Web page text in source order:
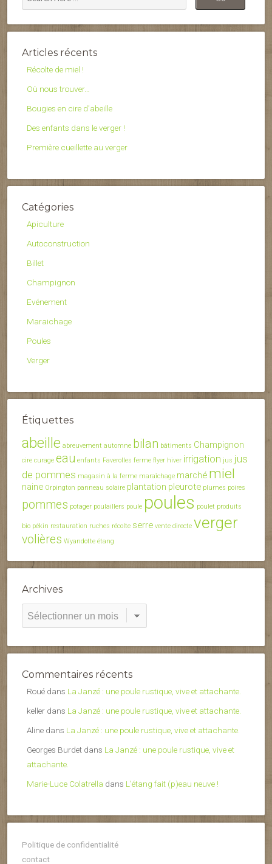
Articles récents
Récolte de miel !
Où nous trouver…
Bougies en cire d’abeille
Des enfants dans le verger !
Première cueillette au verger
Catégories
Apiculture
Autoconstruction
Billet
Champignon
Evénement
Maraichage
Poules
Verger
Étiquettes
abeille abreuvement automne bilan bâtiments Champignon
cire curage eau enfants Faverolles ferme flyer hiver irrigation jus jus
de pommes magasin à la ferme maraîchage marché miel
naine Orpington panneau solaire plantation pleurote plumes poires
pommes potager poulaillers poule poules poulet produits
bio pékin restauration ruches récolte serre vente directe verger
volières Wyandotte étang
Archives
Archives
Commentaires récents
Roué dans La Janzé : une poule rustique, vive et attachante.
keller dans La Janzé : une poule rustique, vive et attachante.
Aline dans La Janzé : une poule rustique, vive et attachante.
Georges Burdet dans La Janzé : une poule rustique, vive et
attachante.
Marie-Luce Colatrella dans L’étang fait (p)eau neuve !
Politique de confidentialité
contact